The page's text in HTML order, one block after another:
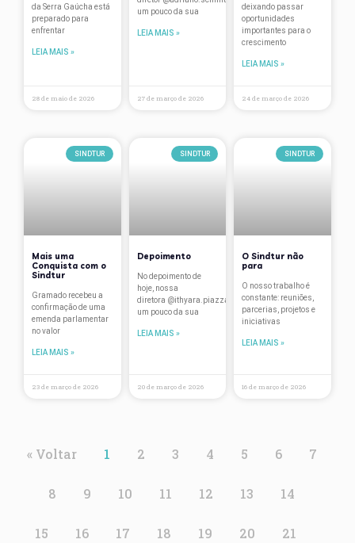
Travellers’ Choice
treinamentos
Vantagens associados
da Serra Gaúcha está
preparado para
enfrentar
LEIA MAIS »
28 de maio de 2026
um pouco da sua
LEIA MAIS »
27 de março de 2026
deixando passar
oportunidades
importantes para o
crescimento
LEIA MAIS »
24 de março de 2026
SINDTUR
Mais uma
Conquista com o
Sindtur
Gramado recebeu a
confirmação de uma
emenda parlamentar
no valor
LEIA MAIS »
23 de março de 2026
SINDTUR
Depoimento
No depoimento de
hoje, nossa
diretora @ithyara.piazza conta
um pouco da sua
LEIA MAIS »
20 de março de 2026
SINDTUR
O Sindtur não
para
O nosso trabalho é
constante: reuniões,
parcerias, projetos e
iniciativas
LEIA MAIS »
16 de março de 2026
« Voltar 1 2 3 4 5 6 7
8 9 10 11 12 13 14
15 16 17 18 19 20 21